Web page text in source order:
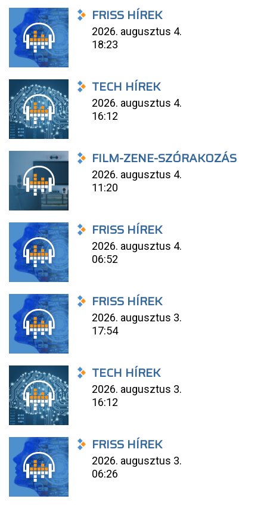
FRISS HÍREK
2026. augusztus 4.
18:23
TECH HÍREK
2026. augusztus 4.
16:12
FILM-ZENE-SZÓRAKOZÁS
2026. augusztus 4.
11:20
FRISS HÍREK
2026. augusztus 4.
06:52
FRISS HÍREK
2026. augusztus 3.
17:54
TECH HÍREK
2026. augusztus 3.
16:12
FRISS HÍREK
2026. augusztus 3.
06:26